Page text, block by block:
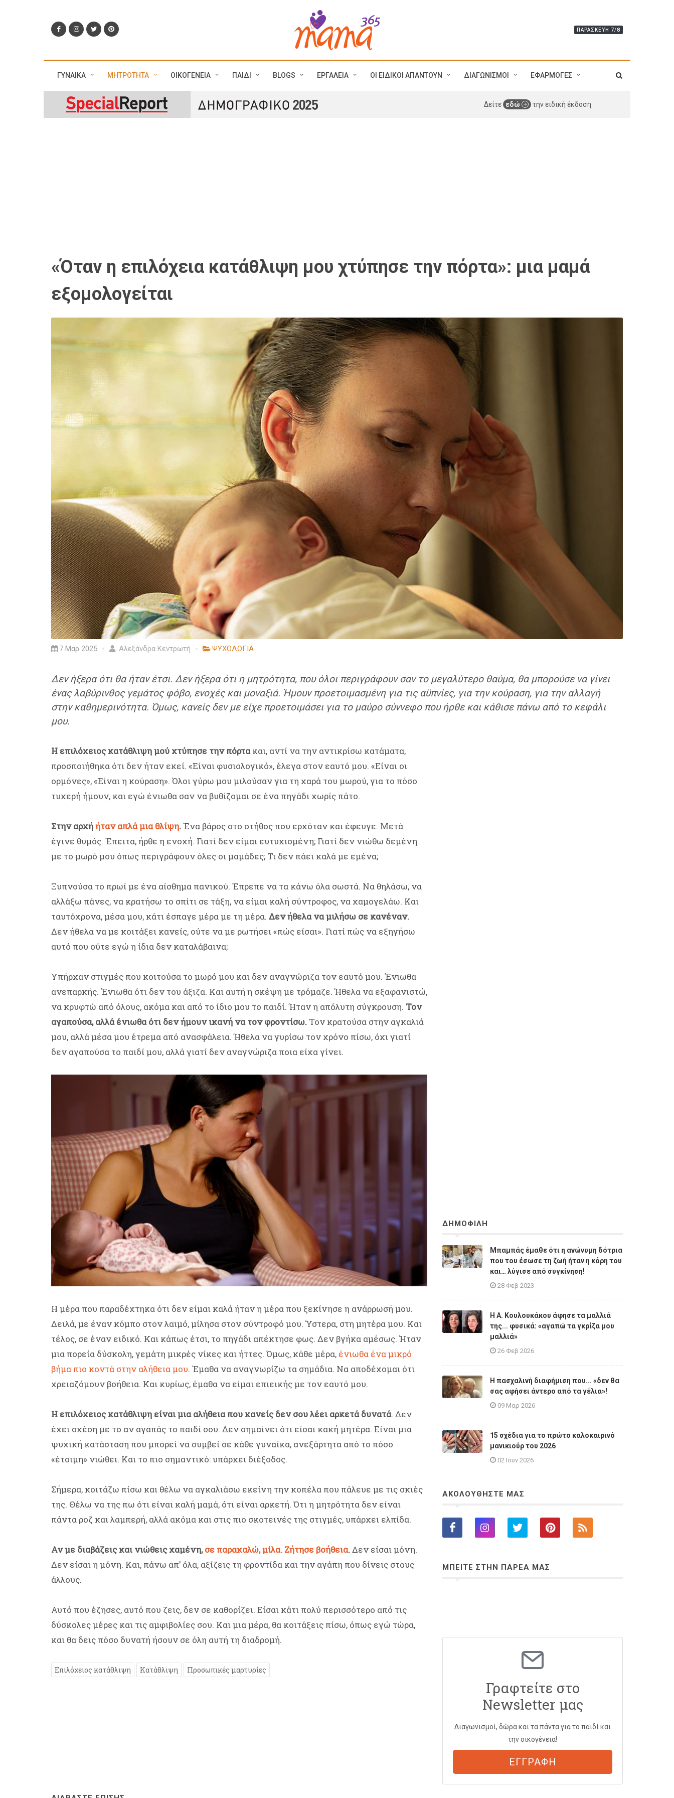
ΠΑΡΑΣΚΕΥΉ 7/8
ΓΥΝΑΙΚΑ ΜΗΤΡΟΤΗΤΑ ΟΙΚΟΓΕΝΕΙΑ ΠΑΙΔΙ BLOGS ΕΡΓΑΛΕΙΑ ΟΙ ΕΙΔΙΚΟΙ ΑΠΑΝΤΟΥΝ ΔΙΑΓΩΝΙΣΜΟΙ ΕΦΑΡΜΟΓΕΣ
Δείτε εδώ την ειδική έκδοση
«Όταν η επιλόχεια κατάθλιψη μου χτύπησε την πόρτα»: μια μαμά
εξομολογείται
7 Μαρ 2025 Αλεξάνδρα Κεντρωτή ΨΥΧΟΛΟΓΙΑ
Δεν ήξερα ότι θα ήταν έτσι. Δεν ήξερα ότι η μητρότητα, που όλοι περιγράφουν σαν το μεγαλύτερο θαύμα, θα μπορούσε να γίνει
ένας λαβύρινθος γεμάτος φόβο, ενοχές και μοναξιά. Ήμουν προετοιμασμένη για τις αϋπνίες, για την κούραση, για την αλλαγή
στην καθημερινότητα. Όμως, κανείς δεν με είχε προετοιμάσει για το μαύρο σύννεφο που ήρθε και κάθισε πάνω από το κεφάλι
μου.
Η επιλόχειος κατάθλιψη μού χτύπησε την πόρτακαι, αντί να την αντικρίσω κατάματα,
προσποιήθηκα ότι δεν ήταν εκεί. «Είναι φυσιολογικό», έλεγα στον εαυτό μου. «Είναι οι
ορμόνες», «Είναι η κούραση». Όλοι γύρω μου μιλούσαν για τη χαρά του μωρού, για το πόσο
τυχερή ήμουν, και εγώ ένιωθα σαν να βυθίζομαι σε ένα πηγάδι χωρίς πάτο.
Στην αρχήήταν απλά μια θλίψη.Ένα βάρος στο στήθος που ερχόταν και έφευγε. Μετά
έγινε θυμός. Έπειτα, ήρθε η ενοχή. Γιατί δεν είμαι ευτυχισμένη; Γιατί δεν νιώθω δεμένη
με το μωρό μου όπως περιγράφουν όλες οι μαμάδες; Τι δεν πάει καλά με εμένα;
Ξυπνούσα το πρωί με ένα αίσθημα πανικού. Έπρεπε να τα κάνω όλα σωστά. Να θηλάσω, να
αλλάξω πάνες, να κρατήσω το σπίτι σε τάξη, να είμαι καλή σύντροφος, να χαμογελάω. Και
ταυτόχρονα, μέσα μου, κάτι έσπαγε μέρα με τη μέρα. Δεν ήθελα να μιλήσω σε κανέναν.
Δεν ήθελα να με κοιτάξει κανείς, ούτε να με ρωτήσει «πώς είσαι». Γιατί πώς να εξηγήσω
αυτό που ούτε εγώ η ίδια δεν καταλάβαινα;
Υπήρχαν στιγμές που κοιτούσα το μωρό μου και δεν αναγνώριζα τον εαυτό μου. Ένιωθα
ανεπαρκής. Ένιωθα ότι δεν του άξιζα. Και αυτή η σκέψη με τρόμαζε. Ήθελα να εξαφανιστώ,
να κρυφτώ από όλους, ακόμα και από το ίδιο μου το παιδί. Ήταν η απόλυτη σύγκρουση. Τον
αγαπούσα, αλλά ένιωθα ότι δεν ήμουν ικανή να τον φροντίσω. Τον κρατούσα στην αγκαλιά
μου, αλλά μέσα μου έτρεμα από ανασφάλεια. Ήθελα να γυρίσω τον χρόνο πίσω, όχι γιατί
δεν αγαπούσα το παιδί μου, αλλά γιατί δεν αναγνώριζα ποια είχα γίνει.
Η μέρα που παραδέχτηκα ότι δεν είμαι καλά ήταν η μέρα που ξεκίνησε η ανάρρωσή μου.
Δειλά, με έναν κόμπο στον λαιμό, μίλησα στον σύντροφό μου. Ύστερα, στη μητέρα μου. Και
τέλος, σε έναν ειδικό. Και κάπως έτσι, το πηγάδι απέκτησε φως. Δεν βγήκα αμέσως. Ήταν
μια πορεία δύσκολη, γεμάτη μικρές νίκες και ήττες. Όμως, κάθε μέρα, ένιωθα ένα μικρό
βήμα πιο κοντά στην αλήθεια μου. Έμαθα να αναγνωρίζω τα σημάδια. Να αποδέχομαι ότι
χρειαζόμουν βοήθεια. Και κυρίως, έμαθα να είμαι επιεικής με τον εαυτό μου.
Η επιλόχειος κατάθλιψη είναι μια αλήθεια που κανείς δεν σου λέει αρκετά δυνατά. Δεν
έχει σχέση με το αν αγαπάς το παιδί σου. Δεν σημαίνει ότι είσαι κακή μητέρα. Είναι μια
ψυχική κατάσταση που μπορεί να συμβεί σε κάθε γυναίκα, ανεξάρτητα από το πόσο
«έτοιμη» νιώθει. Και το πιο σημαντικό: υπάρχει διέξοδος.
Σήμερα, κοιτάζω πίσω και θέλω να αγκαλιάσω εκείνη την κοπέλα που πάλευε με τις σκιές
της. Θέλω να της πω ότι είναι καλή μαμά, ότι είναι αρκετή. Ότι η μητρότητα δεν είναι
πάντα ροζ και λαμπερή, αλλά ακόμα και στις πιο σκοτεινές της στιγμές, υπάρχει ελπίδα.
Αν με διαβάζεις και νιώθεις χαμένη,σε παρακαλώ, μίλα. Ζήτησε βοήθεια.Δεν είσαι μόνη.
Δεν είσαι η μόνη. Και, πάνω απ’ όλα, αξίζεις τη φροντίδα και την αγάπη που δίνεις στους
άλλους.
Αυτό που έζησες, αυτό που ζεις, δεν σε καθορίζει. Είσαι κάτι πολύ περισσότερο από τις
δύσκολες μέρες και τις αμφιβολίες σου. Και μια μέρα, θα κοιτάξεις πίσω, όπως εγώ τώρα,
και θα δεις πόσο δυνατή ήσουν σε όλη αυτή τη διαδρομή.
Επιλόχειος κατάθλιψη Κατάθλιψη Προσωπικές μαρτυρίες
ΔΗΜΟΦΙΛΗ
Μπαμπάς έμαθε ότι η ανώνυμη δότρια
που του έσωσε τη ζωή ήταν η κόρη του
και… λύγισε από συγκίνηση!
28 Φεβ 2023
Η A. Κουλουκάκου άφησε τα μαλλιά
της... φυσικά: «αγαπώ τα γκρίζα μου
μαλλιά»
26 Φεβ 2026
Η πασχαλινή διαφήμιση που... «δεν θα
σας αφήσει άντερο από τα γέλια»!
09 Μαρ 2026
15 σχέδια για το πρώτο καλοκαιρινό
μανικιούρ του 2026
02 Ιουν 2026
ΑΚΟΛΟΥΘΗΣΤΕ ΜΑΣ
ΜΠΕΙΤΕ ΣΤΗΝ ΠΑΡΕΑ ΜΑΣ
Γραφτείτε στο
Newsletter μας
Διαγωνισμοί, δώρα και τα πάντα για το παιδί και
την οικογένεια!
ΕΓΓΡΑΦΗ